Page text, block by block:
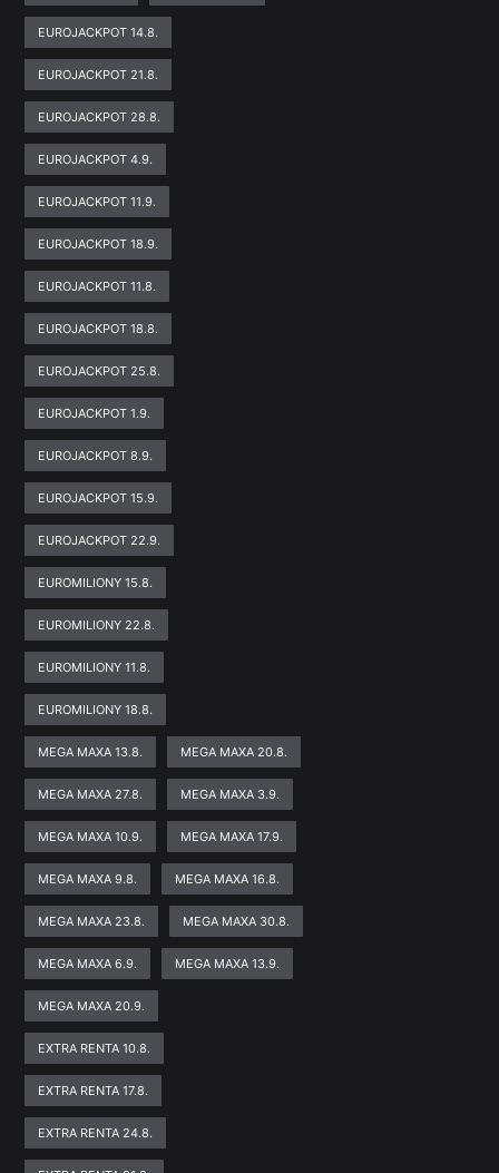
EUROJACKPOT 14.8.
EUROJACKPOT 21.8.
EUROJACKPOT 28.8.
EUROJACKPOT 4.9.
EUROJACKPOT 11.9.
EUROJACKPOT 18.9.
EUROJACKPOT 11.8.
EUROJACKPOT 18.8.
EUROJACKPOT 25.8.
EUROJACKPOT 1.9.
EUROJACKPOT 8.9.
EUROJACKPOT 15.9.
EUROJACKPOT 22.9.
EUROMILIONY 15.8.
EUROMILIONY 22.8.
EUROMILIONY 11.8.
EUROMILIONY 18.8.
MEGA MAXA 13.8. MEGA MAXA 20.8.
MEGA MAXA 27.8. MEGA MAXA 3.9.
MEGA MAXA 10.9. MEGA MAXA 17.9.
MEGA MAXA 9.8. MEGA MAXA 16.8.
MEGA MAXA 23.8. MEGA MAXA 30.8.
MEGA MAXA 6.9. MEGA MAXA 13.9.
MEGA MAXA 20.9.
EXTRA RENTA 10.8.
EXTRA RENTA 17.8.
EXTRA RENTA 24.8.